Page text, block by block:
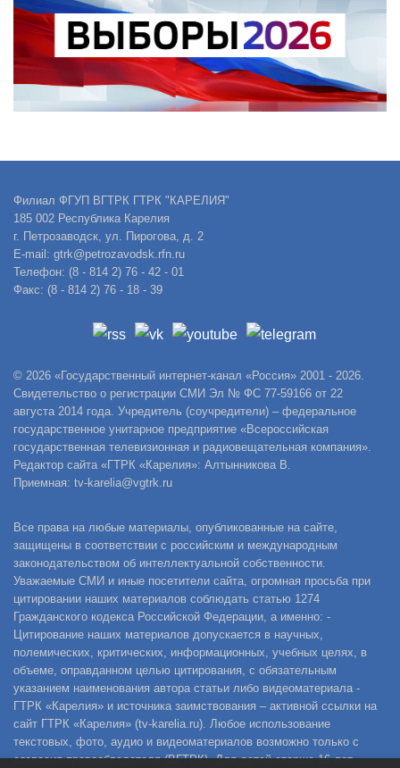
Филиал ФГУП ВГТРК ГТРК "КАРЕЛИЯ"
185 002 Республика Карелия
г. Петрозаводск, ул. Пирогова, д. 2
E-mail: gtrk@petrozavodsk.rfn.ru
Телефон: (8 - 814 2) 76 - 42 - 01
Факс: (8 - 814 2) 76 - 18 - 39
© 2026 «Государственный интернет-канал «Россия» 2001 - 2026.
Свидетельство о регистрации СМИ Эл № ФС 77-59166 от 22
августа 2014 года. Учредитель (соучредители) – федеральное
государственное унитарное предприятие «Всероссийская
государственная телевизионная и радиовещательная компания».
Редактор сайта «ГТРК «Карелия»: Алтынникова В.
Приемная: tv-karelia@vgtrk.ru
Все права на любые материалы, опубликованные на сайте,
защищены в соответствии с российским и международным
законодательством об интеллектуальной собственности.
Уважаемые СМИ и иные посетители сайта, огромная просьба при
цитировании наших материалов соблюдать статью 1274
Гражданского кодекса Российской Федерации, а именно: -
Цитирование наших материалов допускается в научных,
полемических, критических, информационных, учебных целях, в
объеме, оправданном целью цитирования, с обязательным
указанием наименования автора статьи либо видеоматериала -
ГТРК «Карелия» и источника заимствования – активной ссылки на
сайт ГТРК «Карелия» (tv-karelia.ru). Любое использование
текстовых, фото, аудио и видеоматериалов возможно только с
согласия правообладателя (ВГТРК). Для детей старше 16 лет.